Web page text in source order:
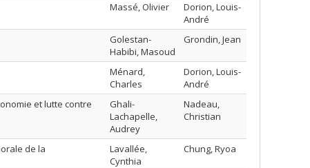
Massé, Olivier
Dorion, Louis-
André
Golestan-
Habibi, Masoud
Grondin, Jean
Ménard,
Charles
Dorion, Louis-
André
et lutte contre
Ghali-
Lachapelle,
Audrey
Nadeau,
Christian
de la
Lavallée,
Cynthia
Chung, Ryoa